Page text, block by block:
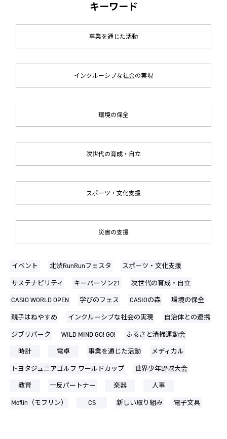
キーワード
事業を通じた活動
インクルーシブな社会の実現
環境の保全
次世代の育成・自立
スポーツ・文化支援
災害の支援
イベント 北渋RunRunフェスタ
スポーツ・文化支援
サステナビリティ
キーパーソン21
次世代の育成・自立
CASIO WORLD OPEN
学びのフェス CASIOの森
環境の保全
親子はねやすめ
インクルーシブな社会の実現
自治体との連携
ジブリパーク
WILD MIND GO! GO!
ふるさと清掃運動会
時計
電卓 事業を通じた活動
メディカル
トヨタジュニアゴルフ ワールドカップ
世界少年野球大会
教育
一反パートナー 楽器
人事
Moflin（モフリン）
CS 新しい取り組み 電子文具